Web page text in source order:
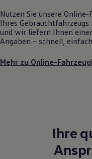
Nutzen Sie unsere
Ihres
und wir liefern Ihnen
Angaben – schnell,
Mehr zu Online-
Ihre